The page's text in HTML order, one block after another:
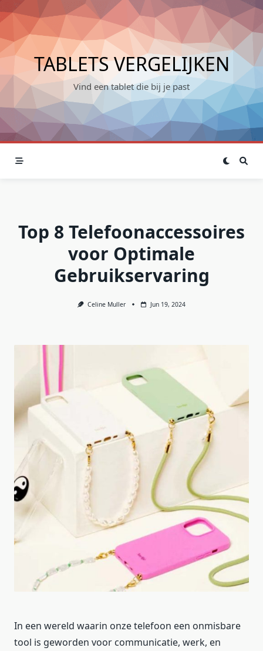
Skip
to
content
TABLETS VERGELIJKEN
Vind een tablet die bij je past
Top 8 Telefoonaccessoires
voor Optimale
Gebruikservaring
Celine Muller Jun 19, 2024
In een wereld waarin onze telefoon een onmisbare
tool is geworden voor communicatie, werk, en